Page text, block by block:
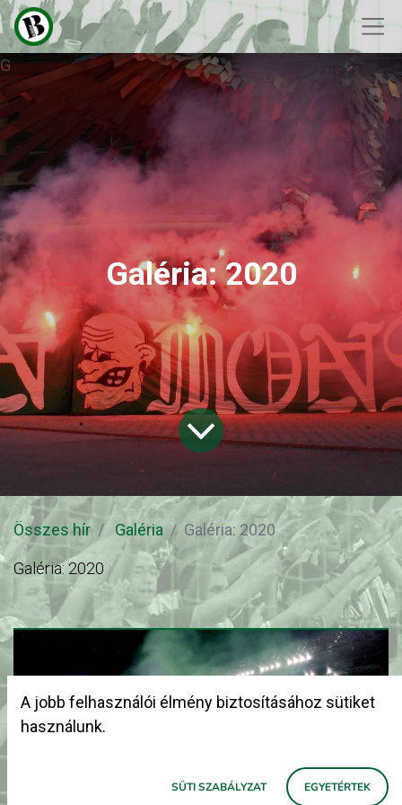
G
Galéria: 2020
Összes hír Galéria Galéria: 2020
Galéria: 2020
A jobb felhasználói élmény biztosításához sütiket
használunk.
SÜTI SZABÁLYZAT EGYETÉRTEK